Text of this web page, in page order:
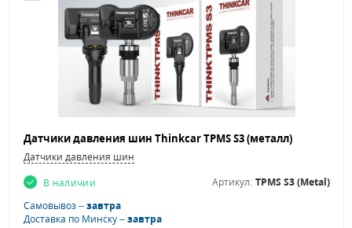
Датчики давления шин Thinkcar TPMS S3 (металл)
Датчики давления шин
В наличии
Артикул: TPMS S3 (Metal)
Самовывоз –завтра
Доставка по Минску –завтра